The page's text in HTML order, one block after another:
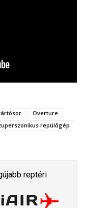
Overture
repülőgép
reptéri